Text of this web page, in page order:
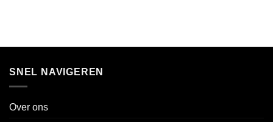
SNEL NAVIGEREN
Over ons